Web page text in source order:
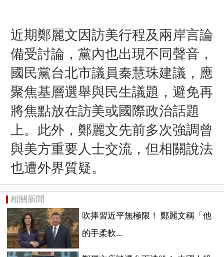
近期鄭麗文因訪美行程及兩岸言論
備受討論，黨內也出現不同聲音，
國民黨台北市議員秦慧珠建議，應
聚焦基層選舉與民生議題，避免再
將焦點放在訪美或國際政治話題
上。此外，鄭麗文先前多次強調曾
與美方重要人士交流，但相關說法
也遭外界質疑。
相關新聞
吹捧習近平無極限！ 鄭麗文稱「他
的手柔軟...